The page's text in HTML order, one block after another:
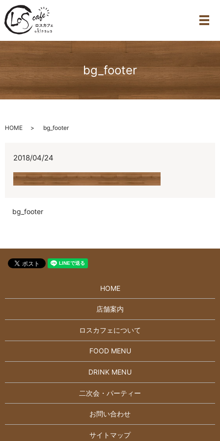
メ
bg_footer
HOME bg_footer
2018/04/24
bg_footer
HOME
店舗案内
ロスカフェについて
FOOD MENU
DRINK MENU
二次会・パーティー
お問い合わせ
サイトマップ